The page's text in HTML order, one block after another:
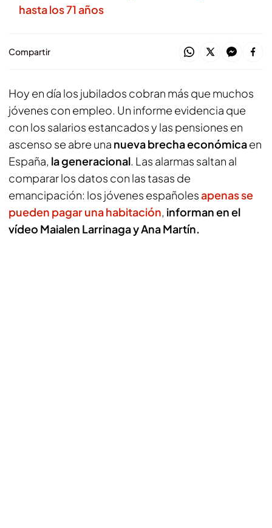
hasta los 71 años
Compartir
Hoy en día los jubilados cobran más que muchos
jóvenes con empleo. Un informe evidencia que
con los salarios estancados y las pensiones en
ascenso se abre una nueva brecha económicaen
España, la generacional. Las alarmas saltan al
comparar los datos con las tasas de
emancipación: los jóvenes españolesapenas se
pueden pagar una habitación, informan en el
vídeo Maialen Larrinaga y Ana Martín.